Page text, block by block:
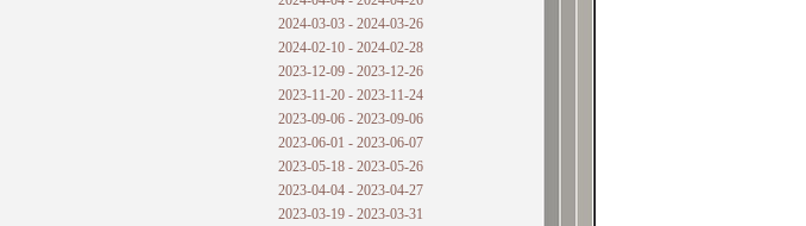
2024-03-03 - 2024-03-26
2024-02-10 - 2024-02-28
2023-12-09 - 2023-12-26
2023-11-20 - 2023-11-24
2023-09-06 - 2023-09-06
2023-06-01 - 2023-06-07
2023-05-18 - 2023-05-26
2023-04-04 - 2023-04-27
2023-03-19 - 2023-03-31